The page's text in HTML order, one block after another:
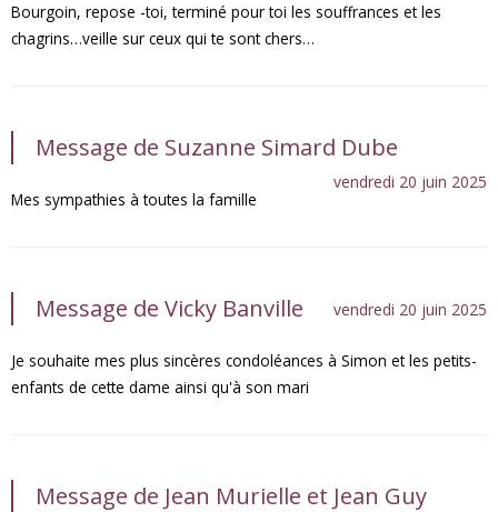
Bourgoin, repose -toi, terminé pour toi les souffrances et les
chagrins…veille sur ceux qui te sont chers…
Message de Suzanne Simard Dube
vendredi 20 juin 2025
Mes sympathies à toutes la famille
Message de Vicky Banville vendredi 20 juin 2025
Je souhaite mes plus sincères condoléances à Simon et les petits-
enfants de cette dame ainsi qu'à son mari
Message de Jean Murielle et Jean Guy